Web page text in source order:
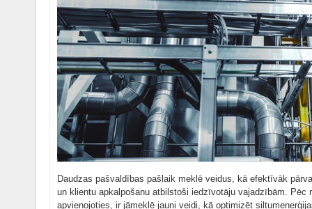
Daudzas pašvaldības pašlaik meklē veidus, kā efektīvāk
un klientu apkalpošanu atbilstoši iedzīvotāju vajadzībām. Pēc
apvienojoties, ir jāmeklē jauni veidi, kā optimizēt